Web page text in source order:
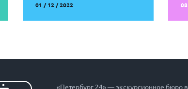
01 / 12 / 2022
«Петербург 24» — экскурсионное бюро